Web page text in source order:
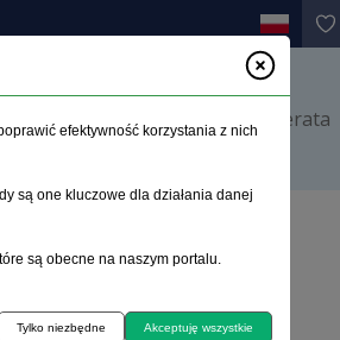
autorów Kontakt Prenumerata
efektywność korzystania z nich
są one kluczowe dla działania danej
są obecne na naszym portalu.
Tylko niezbędne Akceptuję wszystkie